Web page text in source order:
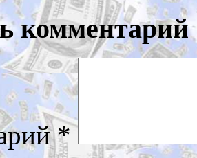
комментарий
*